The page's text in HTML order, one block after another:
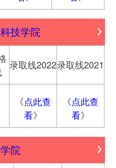
技学院
录取线2022录取线2021
《点此查
看》
《点此查
看》
院